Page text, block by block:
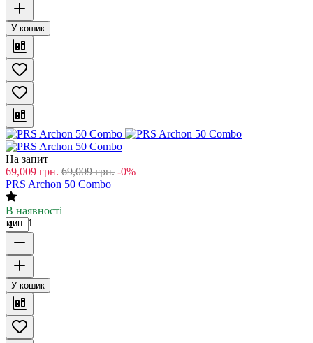
У кошик
На запит
69,009 грн. 69,009 грн. -0%
PRS Archon 50 Combo
В наявності
мин. 1
У кошик